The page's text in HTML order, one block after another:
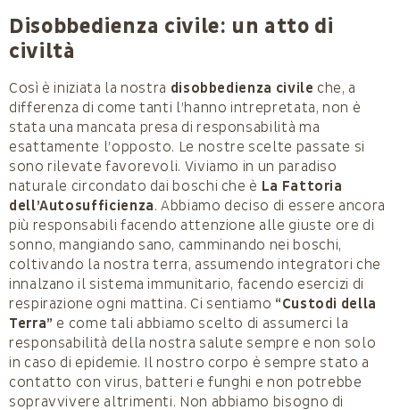
Disobbedienza civile: un atto di
civiltà
Così è iniziata la nostra disobbedienza civile che, a
differenza di come tanti l’hanno intrepretata, non è
stata una mancata presa di responsabilità ma
esattamente l’opposto. Le nostre scelte passate si
sono rilevate favorevoli. Viviamo in un paradiso
naturale circondato dai boschi che è La Fattoria
dell’Autosufficienza. Abbiamo deciso di essere ancora
più responsabili facendo attenzione alle giuste ore di
sonno, mangiando sano, camminando nei boschi,
coltivando la nostra terra, assumendo integratori che
innalzano il sistema immunitario, facendo esercizi di
respirazione ogni mattina. Ci sentiamo “Custodi della
Terra” e come tali abbiamo scelto di assumerci la
responsabilità della nostra salute sempre e non solo
in caso di epidemie. Il nostro corpo è sempre stato a
contatto con virus, batteri e funghi e non potrebbe
sopravvivere altrimenti. Non abbiamo bisogno di